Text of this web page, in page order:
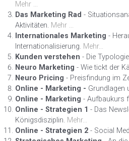
Mehr ...
Das Marketing Rad -
Aktivitäten. Mehr ...
Internationales Marketing -
Internationalisierung. Mehr...
Kunden verstehen - Die
Neuro Marketing - Wie tickt der
Neuro Pricing - Preisfindung im
Online - Marketing - Grundlagen
Online - Marketing - Aufbaukurs
Online - Strategien 1 - Das
Königsdisziplin. Mehr...
Online - Strategien 2 - Social